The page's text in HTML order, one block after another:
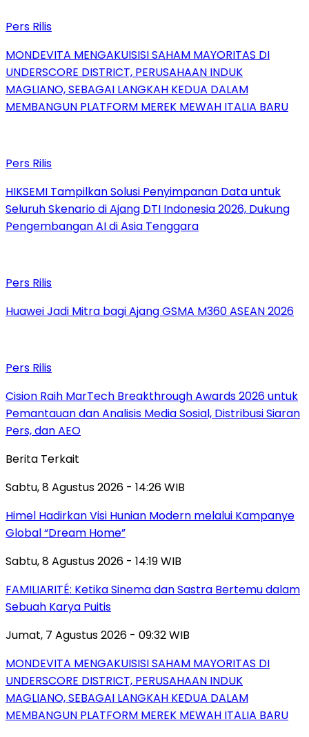
Pers Rilis
MONDEVITA MENGAKUISISI SAHAM MAYORITAS DI
UNDERSCORE DISTRICT, PERUSAHAAN INDUK
MAGLIANO, SEBAGAI LANGKAH KEDUA DALAM
MEMBANGUN PLATFORM MEREK MEWAH ITALIA BARU
Pers Rilis
HIKSEMI Tampilkan Solusi Penyimpanan Data untuk
Seluruh Skenario di Ajang DTI Indonesia 2026, Dukung
Pengembangan AI di Asia Tenggara
Pers Rilis
Huawei Jadi Mitra bagi Ajang GSMA M360 ASEAN 2026
Pers Rilis
Cision Raih MarTech Breakthrough Awards 2026 untuk
Pemantauan dan Analisis Media Sosial, Distribusi Siaran
Pers, dan AEO
Berita Terkait
Sabtu, 8 Agustus 2026 - 14:26 WIB
Himel Hadirkan Visi Hunian Modern melalui Kampanye
Global “Dream Home”
Sabtu, 8 Agustus 2026 - 14:19 WIB
FAMILIARITÉ: Ketika Sinema dan Sastra Bertemu dalam
Sebuah Karya Puitis
Jumat, 7 Agustus 2026 - 09:32 WIB
MONDEVITA MENGAKUISISI SAHAM MAYORITAS DI
UNDERSCORE DISTRICT, PERUSAHAAN INDUK
MAGLIANO, SEBAGAI LANGKAH KEDUA DALAM
MEMBANGUN PLATFORM MEREK MEWAH ITALIA BARU